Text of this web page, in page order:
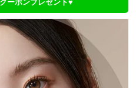
ーポンプレゼント♥